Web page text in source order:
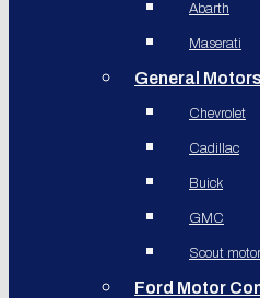
Abarth
Maserati
General Motors
Chevrolet
Cadillac
Buick
GMC
Scout
Ford Motor